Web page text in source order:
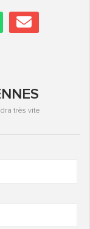
très vite